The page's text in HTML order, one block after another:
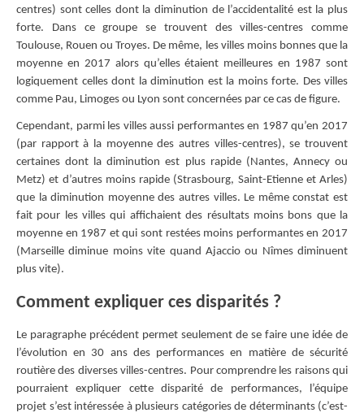
centres) sont celles dont la diminution de l’accidentalité est la plus
forte. Dans ce groupe se trouvent des villes-centres comme
Toulouse, Rouen ou Troyes. De même, les villes moins bonnes que la
moyenne en 2017 alors qu’elles étaient meilleures en 1987 sont
logiquement celles dont la diminution est la moins forte. Des villes
comme Pau, Limoges ou Lyon sont concernées par ce cas de figure.
Cependant, parmi les villes aussi performantes en 1987 qu’en 2017
(par rapport à la moyenne des autres villes-centres), se trouvent
certaines dont la diminution est plus rapide (Nantes, Annecy ou
Metz) et d’autres moins rapide (Strasbourg, Saint-Etienne et Arles)
que la diminution moyenne des autres villes. Le même constat est
fait pour les villes qui affichaient des résultats moins bons que la
moyenne en 1987 et qui sont restées moins performantes en 2017
(Marseille diminue moins vite quand Ajaccio ou Nîmes diminuent
plus vite).
Comment expliquer ces disparités ?
Le paragraphe précédent permet seulement de se faire une idée de
l’évolution en 30 ans des performances en matière de sécurité
routière des diverses villes-centres. Pour comprendre les raisons qui
pourraient expliquer cette disparité de performances, l’équipe
projet s’est intéressée à plusieurs catégories de déterminants (c’est-